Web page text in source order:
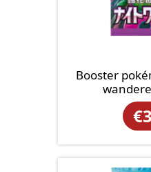
Booster
€